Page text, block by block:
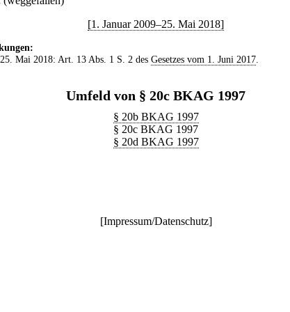
[1. Januar 2009–25. Mai 2018]
Mai 2018: Art. 13 Abs. 1 S. 2 des Gesetzes vom 1. Juni 2017.
Umfeld von § 20c BKAG 1997
§ 20b BKAG 1997
§ 20c BKAG 1997
§ 20d BKAG 1997
[Impressum/Datenschutz]